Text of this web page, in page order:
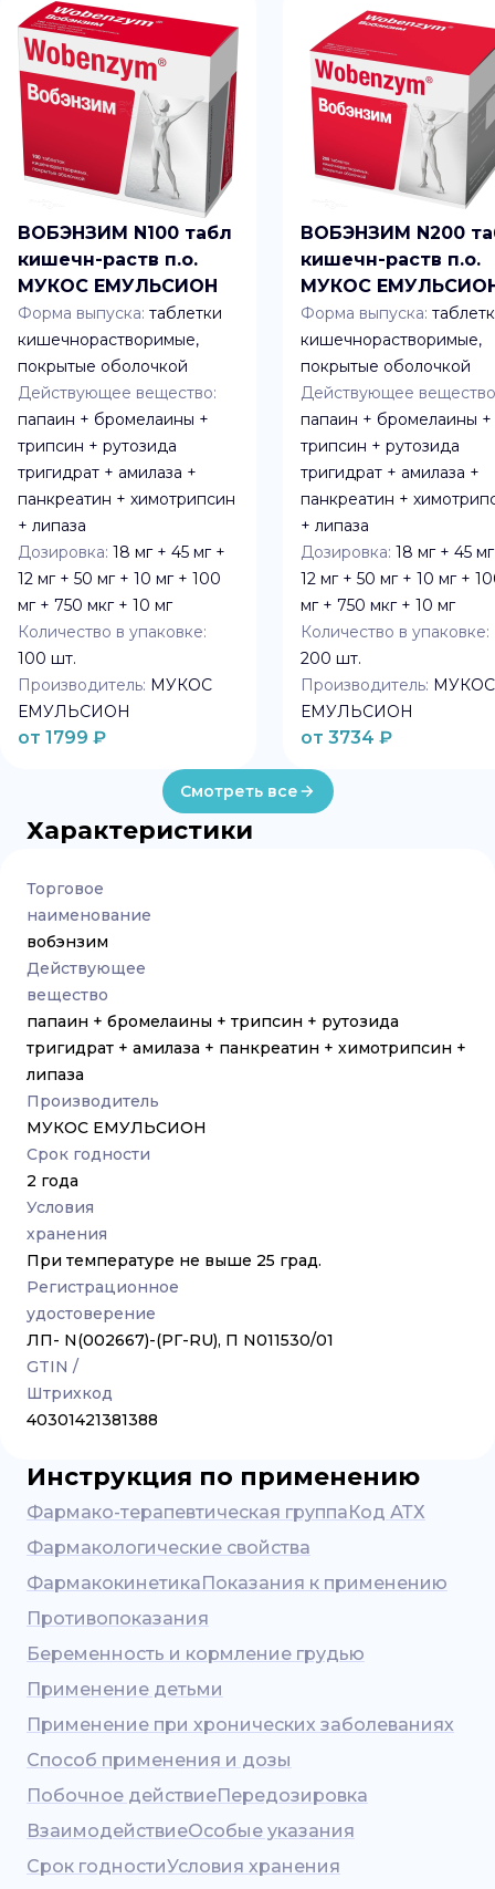
ВОБЭНЗИМ N100 табл
кишечн-раств п.о.
МУКОС ЕМУЛЬСИОН
Форма выпуска: таблетки
кишечнорастворимые,
покрытые оболочкой
Действующее вещество:
папаин + бромелаины +
трипсин + рутозида
тригидрат + амилаза +
панкреатин + химотрипсин
+ липаза
Дозировка: 18 мг + 45 мг +
12 мг + 50 мг + 10 мг + 100
мг + 750 мкг + 10 мг
Количество в упаковке:
100 шт.
Производитель: МУКОС
ЕМУЛЬСИОН
от 1799 ₽
ВОБЭНЗИМ N200
кишечн-раств п.о.
МУКОС
Форма выпуска:
кишечнорастворимые,
покрытые оболочкой
Действующее
папаин + бромелаины +
трипсин + рутозида
тригидрат + амилаза +
панкреатин +
+ липаза
Дозировка: 18 мг + 45
12 мг + 50 мг + 10 мг +
мг + 750 мкг + 10 мг
Количество в упаковке:
200 шт.
Производитель: МУКОС
ЕМУЛЬСИОН
от 3734 ₽
Смотреть все
Характеристики
Торговое
наименование
вобэнзим
Действующее
вещество
папаин + бромелаины + трипсин + рутозида
тригидрат + амилаза + панкреатин + химотрипсин +
липаза
Производитель
МУКОС ЕМУЛЬСИОН
Срок годности
2 года
Условия
хранения
При температуре не выше 25 град.
Регистрационное
удостоверение
ЛП- N(002667)-(РГ-RU), П N011530/01
GTIN /
Штрихкод
40301421381388
Инструкция по применению
Фармако-терапевтическая группаКод АТХ
Фармакологические свойства
ФармакокинетикаПоказания к применению
Противопоказания
Беременность и кормление грудью
Применение детьми
Применение при хронических заболеваниях
Способ применения и дозы
Побочное действиеПередозировка
ВзаимодействиеОсобые указания
Срок годностиУсловия хранения